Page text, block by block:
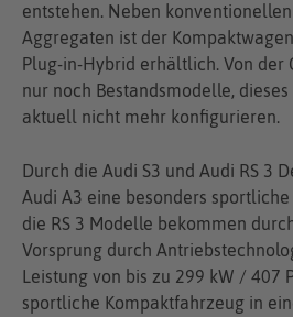
entstehen. Neben
Aggregaten ist der
Plug-in-Hybrid erhältlich. Von der
nur noch Bestandsmodelle,
aktuell nicht mehr konfigurieren.
Durch die Audi S3 und Audi RS 3
Audi A3 eine besonders
die RS 3 Modelle bekommen
Vorsprung durch
Leistung von bis zu 299 kW / 407
sportliche Kompaktfahrzeug in